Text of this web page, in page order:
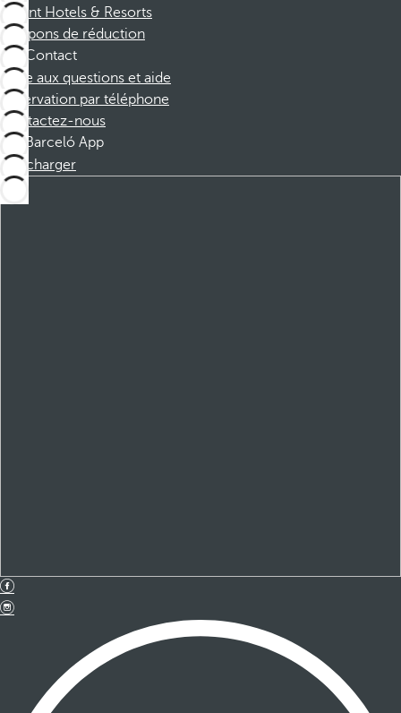
Dorint Hotels & Resorts
Coupons de réduction
Contact
Foire aux questions et aide
Réservation par téléphone
Contactez-nous
Barceló App
Télécharger